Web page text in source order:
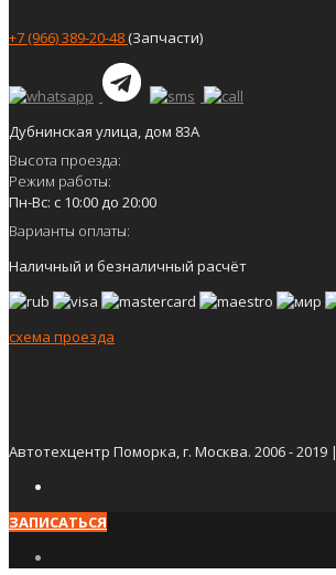
+7 (966) 389-20-48(Запчасти)
Дубнинская улица, дом 83А
Высота проезда:
Режим работы:
Пн-Вс: с 10:00 до 20:00
Варианты оплаты:
Наличный и безналичный расчёт
схема проезда
Автотехцентр Поморка, г. Москва. 2006 - 2019 |
ЗАПИСАТЬСЯ